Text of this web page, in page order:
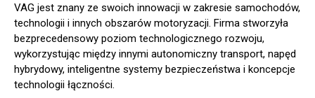
VAG jest znany ze swoich innowacji w zakresie samochodów,
technologii i innych obszarów motoryzacji. Firma stworzyła
bezprecedensowy poziom technologicznego rozwoju,
wykorzystując między innymi autonomiczny transport, napęd
hybrydowy, inteligentne systemy bezpieczeństwa i koncepcje
technologii łączności.